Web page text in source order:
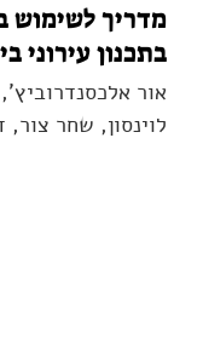
מדריך לשימוש
בתכנון עירוני
אור אלכסנדרוביץ',
לוינסון, שחר צור,